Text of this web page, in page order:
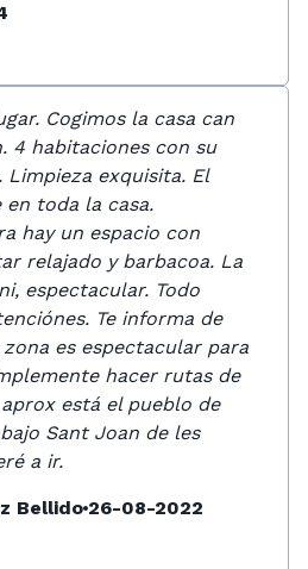
Cogimos la casa can
4 habitaciones con su
Limpieza exquisita. El
en toda la casa.
hay un espacio con
relajado y barbacoa. La
espectacular. Todo
Te informa de
es espectacular para
hacer rutas de
está el pueblo de
Sant Joan de les
a ir.
Bellido 26-08-2022